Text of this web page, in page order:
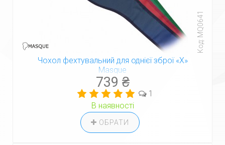
Код: MQ0641
Чохол фехтувальний для однієї зброї «X»
Masque
739 ₴
1
В наявності
ОБРАТИ